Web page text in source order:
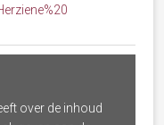
over de inhoud